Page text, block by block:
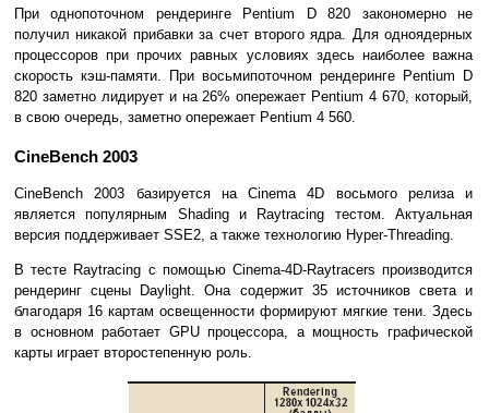
При однопоточном рендеринге Pentium D 820 закономерно не
получил никакой прибавки за счет второго ядра. Для одноядерных
процессоров при прочих равных условиях здесь наиболее важна
скорость кэш-памяти. При восьмипоточном рендеринге Pentium D
820 заметно лидирует и на 26% опережает Pentium 4 670, который,
в свою очередь, заметно опережает Pentium 4 560.
CineBench 2003
CineBench 2003 базируется на Cinema 4D восьмого релиза и
является популярным Shading и Raytracing тестом. Актуальная
версия поддерживает SSE2, а также технологию Hyper-Threading.
В тесте Raytracing с помощью Cinema-4D-Raytracers производится
рендеринг сцены Daylight. Она содержит 35 источников света и
благодаря 16 картам освещенности формируют мягкие тени. Здесь
в основном работает GPU процессора, а мощность графической
карты играет второстепенную роль.